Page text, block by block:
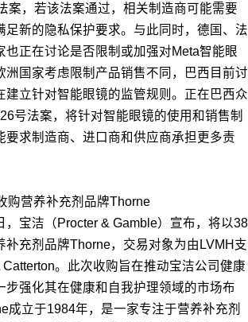
案，若该法案通过，相关制造商可能需要
足新的隐私保护要求。与此同时，德国、法
也正在讨论是否限制或加强对Meta智能眼
洲国家考虑限制产品销售不同，巴西目前讨
建立针对智能眼镜的监管规则。正在巴西众
号法案，将针对智能眼镜的使用和销售制
要求制造商、进口商和供应商承担更多责
购营养补充剂品牌Thorne
，宝洁（Procter & Gamble）宣布，将以38
补充剂品牌Thorne，交易对象为由LVMH支
。此次收购旨在推动宝洁公司健康
步强化其在健康和自我护理领域的市场布
成立于1984年，是一家专注于营养补充剂